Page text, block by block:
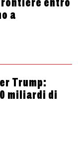
a
Trump:
miliardi di